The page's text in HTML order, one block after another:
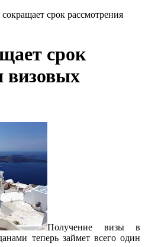
срок рассмотрения
срок
визовых
Получение визы в
теперь займет всего один